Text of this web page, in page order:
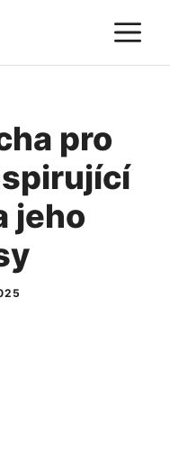
pro
jeho